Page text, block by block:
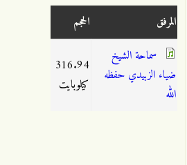
المرفق
الحجم
سماحة الشيخ
ضياء الزبيدي حفظه
الله
316.94
كيلوبايت